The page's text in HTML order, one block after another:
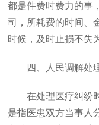
都是件费时费力的事
司，所耗费的时间、
时候，及时止损不失
四、人民调解处
在处理医疗纠纷
是指医患双方当事人